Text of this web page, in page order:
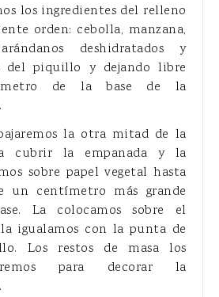
los ingredientes del relleno
orden: cebolla, manzana,
deshidratados y
del piquillo y dejando libre
de la base de la
la otra mitad de la
cubrir la empanada y la
sobre papel vegetal hasta
un centímetro más grande
La colocamos sobre el
igualamos con la punta de
Los restos de masa los
para decorar la